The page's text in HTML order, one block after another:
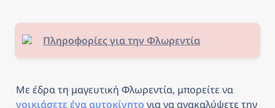
Πληροφορίες για την Φλωρεντία
νοικιάσετε ένα αυτοκίνητο για να ανακαλύψετε την